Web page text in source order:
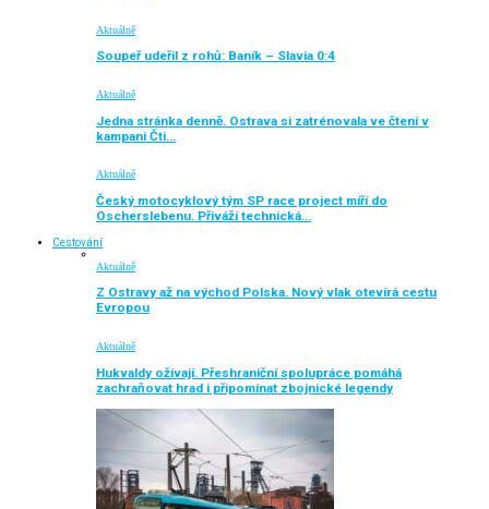
Aktuálně
Soupeř udeřil z rohů: Baník – Slavia 0:4
Aktuálně
Jedna stránka denně. Ostrava si zatrénovala ve čtení v
kampani Čti…
Aktuálně
Český motocyklový tým SP race project míří do
Oscherslebenu. Přiváží technická…
Cestování
Aktuálně
Z Ostravy až na východ Polska. Nový vlak otevírá cestu
Evropou
Aktuálně
Hukvaldy ožívají. Přeshraniční spolupráce pomáhá
zachraňovat hrad i připomínat zbojnické legendy